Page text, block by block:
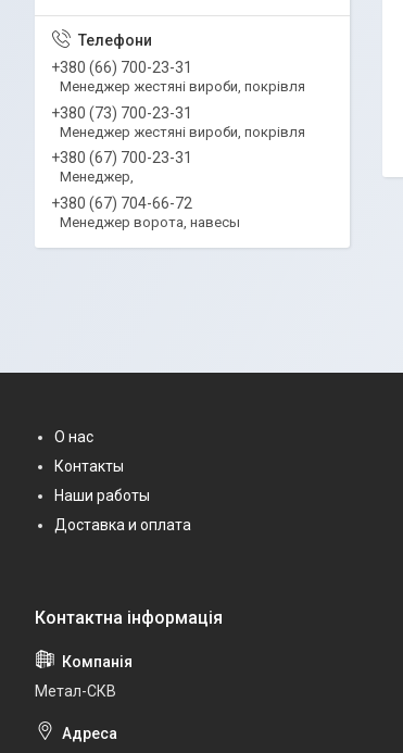
+380 (66) 700-23-31
Менеджер жестяні вироби, покрівля
+380 (73) 700-23-31
Менеджер жестяні вироби, покрівля
+380 (67) 700-23-31
Менеджер,
+380 (67) 704-66-72
Менеджер ворота, навесы
О нас
Контакты
Наши работы
Доставка и оплата
Метал-СКВ